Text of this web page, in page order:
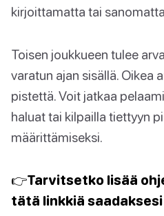
kirjoittamatta tai
Toisen joukkueen tulee
varatun ajan sisällä. Oikea
pistettä. Voit jatkaa
haluat tai kilpailla tiettyyn
määrittämiseksi.
👉Tarvitsetko lisää
tätä linkkiä